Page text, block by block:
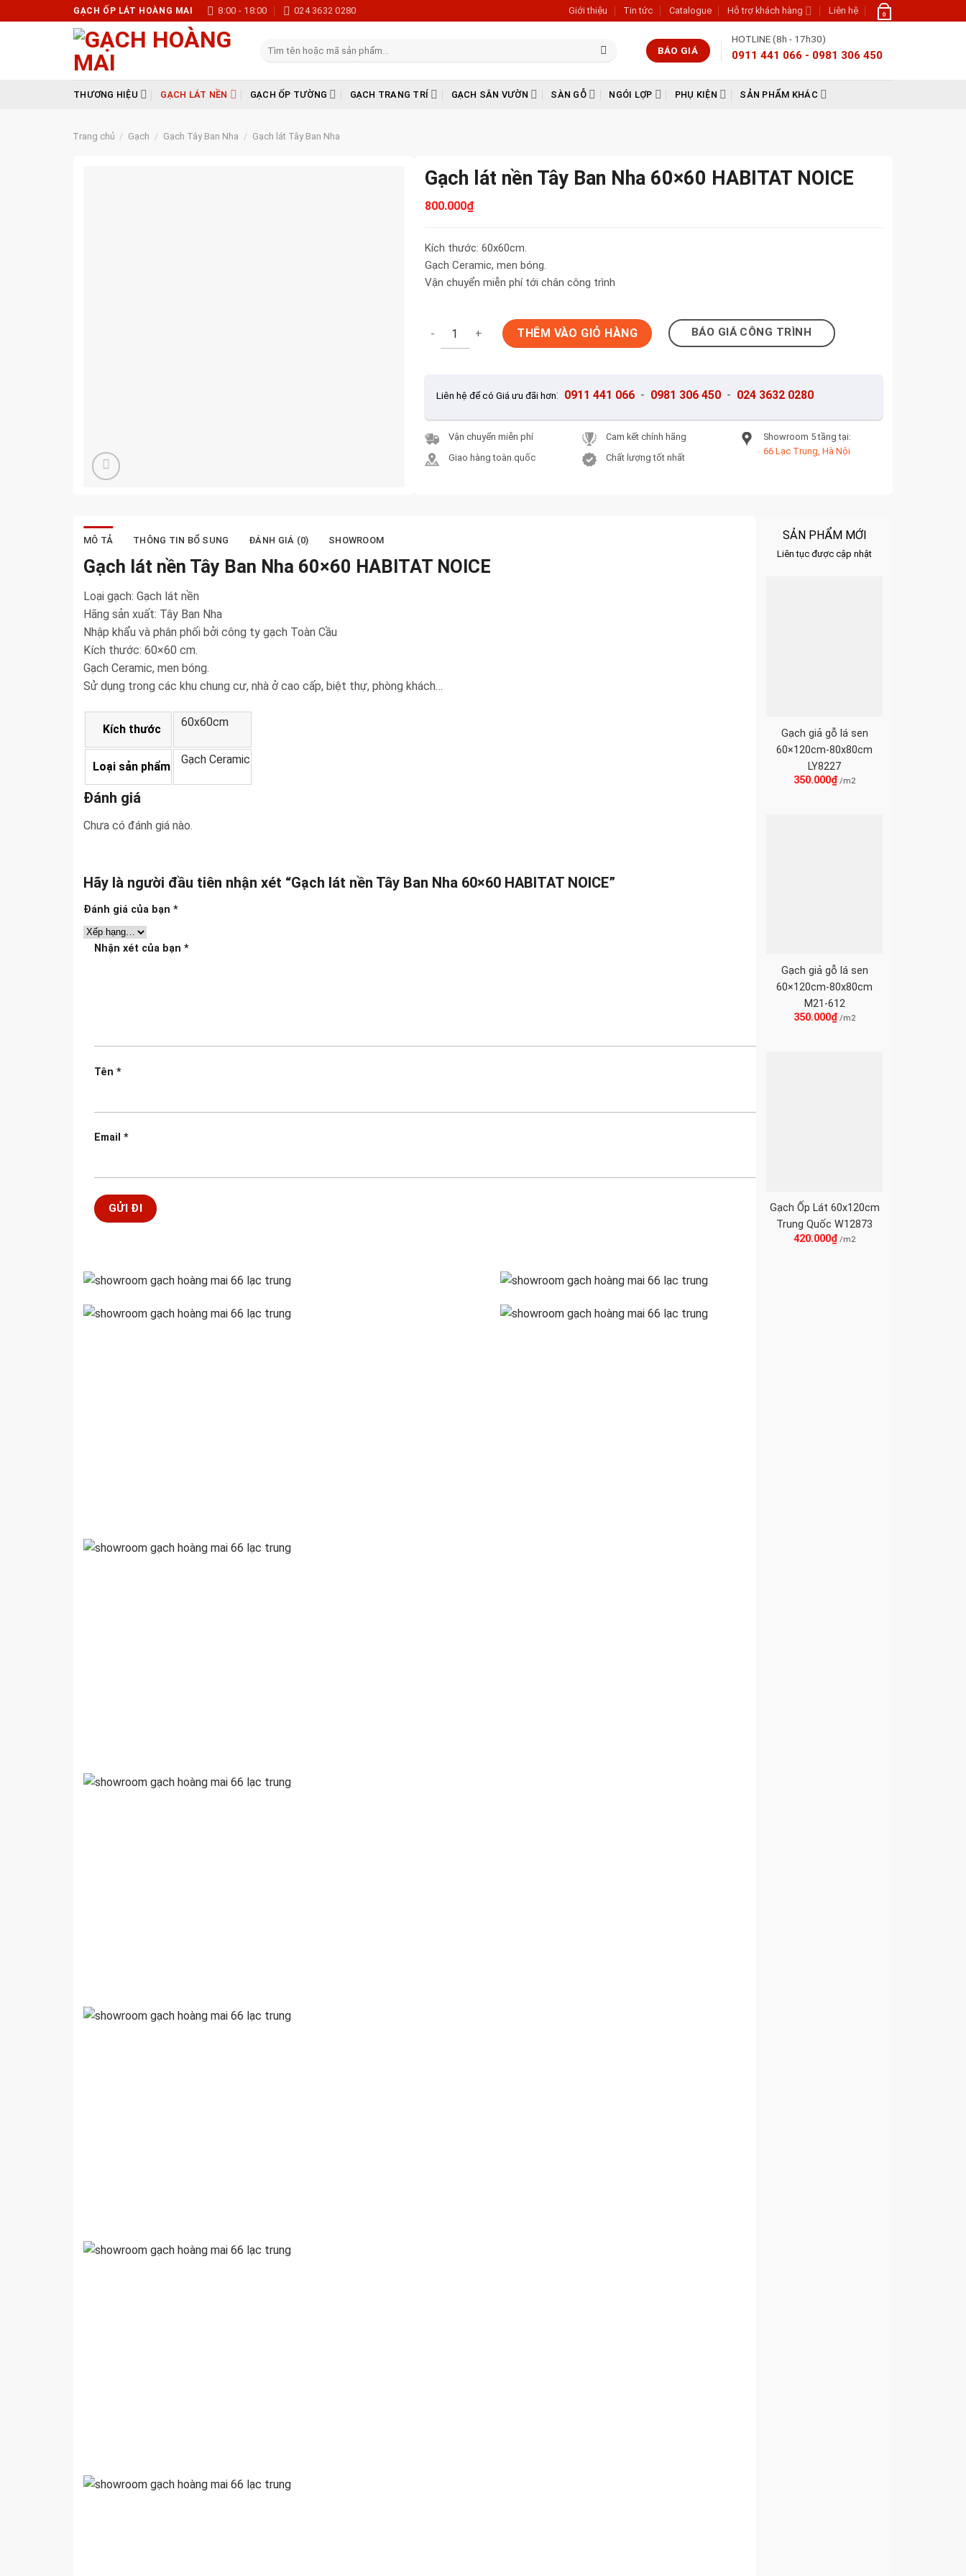
to
GẠCH ỐP LÁT HOÀNG MAI 8:00 - 18:00 024 3632 0280 Giới thiệu Tin tức Catalogue Hỗ trợ khách hàng Liên hệ 0
Tìm
BÁO GIÁ
HOTLINE (8h - 17h30)
0911 441 066 - 0981 306 450
THƯƠNG HIỆU GẠCH LÁT NỀN GẠCH ỐP TƯỜNG GẠCH TRANG TRÍ GẠCH SÂN VƯỜN SÀN GỖ NGÓI LỢP PHỤ KIỆN SẢN PHẨM KHÁC
Trang chủ / Gạch / Gạch Tây Ban Nha / Gạch lát Tây Ban Nha
Gạch lát nền Tây Ban Nha 60×60 HABITAT NOICE
800.000₫
Kích thước: 60x60cm.
Gạch Ceramic, men bóng.
Vận chuyển miễn phí tới chân công trình
Gạch lát nền Tây Ban Nha 60x60 HABITAT NOICE số lượng
THÊM VÀO GIỎ HÀNG BÁO GIÁ CÔNG TRÌNH
Liên hệ để có Giá ưu đãi hơn: 0911 441 066 - 0981 306 450 - 024 3632 0280
Vận chuyển miễn phí
Giao hàng toàn quốc
Cam kết chính hãng
Chất lượng tốt nhất
Showroom 5 tầng tại:
66 Lạc Trung, Hà Nội
MÔ TẢ THÔNG TIN BỔ SUNG ĐÁNH GIÁ (0) SHOWROOM
Gạch lát nền Tây Ban Nha 60×60 HABITAT NOICE
Loại gạch: Gạch lát nền
Hãng sản xuất: Tây Ban Nha
Nhập khẩu và phân phối bởi công ty gạch Toàn Cầu
Kích thước: 60×60 cm.
Gạch Ceramic, men bóng.
Sử dụng trong các khu chung cư, nhà ở cao cấp, biệt thự, phòng khách…
Kích thước
60x60cm
Loại sản phẩm
Gạch Ceramic
Đánh giá
Chưa có đánh giá nào.
Hãy là người đầu tiên nhận xét “Gạch lát nền Tây Ban Nha 60×60 HABITAT NOICE”
Đánh giá của bạn *
Nhận xét của bạn *
Tên *
Email *
SẢN PHẨM MỚI
Liên tục được cập nhật
Gạch giả gỗ lá sen
60×120cm-80x80cm
LY8227
350.000₫ /m2
Gạch giả gỗ lá sen
60×120cm-80x80cm
M21-612
350.000₫ /m2
Gạch Ốp Lát 60x120cm
Trung Quốc W12873
420.000₫/m2